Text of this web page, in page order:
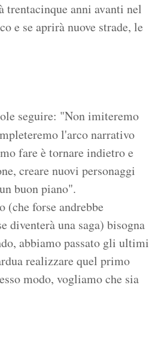
trentacinque anni avanti nel
e se aprirà nuove strade, le
seguire: "Non imiteremo
l'arco narrativo
fare è tornare indietro e
creare nuovi personaggi
buon piano".
forse andrebbe
diventerà una saga) bisogna
abbiamo passato gli ultimi
realizzare quel primo
modo, vogliamo che sia